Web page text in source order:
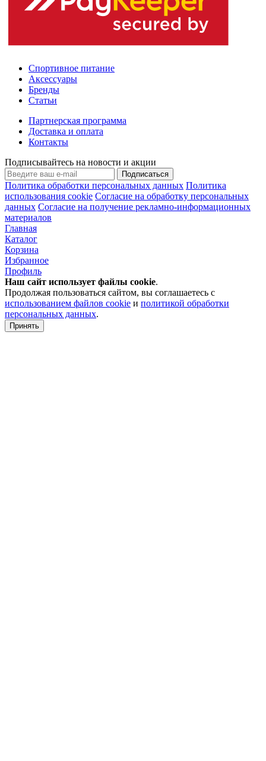
Спортивное питание
Аксессуары
Бренды
Статьи
Партнерская программа
Доставка и оплата
Контакты
Подписывайтесь на новости и акции
Подписаться
Политика обработки персональных данных Политика
использования cookie Согласие на обработку персональных
данных Согласие на получение рекламно-информационных
материалов
Главная
Каталог
Корзина
Избранное
Профиль
Наш сайт использует файлы cookie.
Продолжая пользоваться сайтом, вы соглашаетесь с
использованием файлов cookie и политикой обработки
персональных данных.
Принять